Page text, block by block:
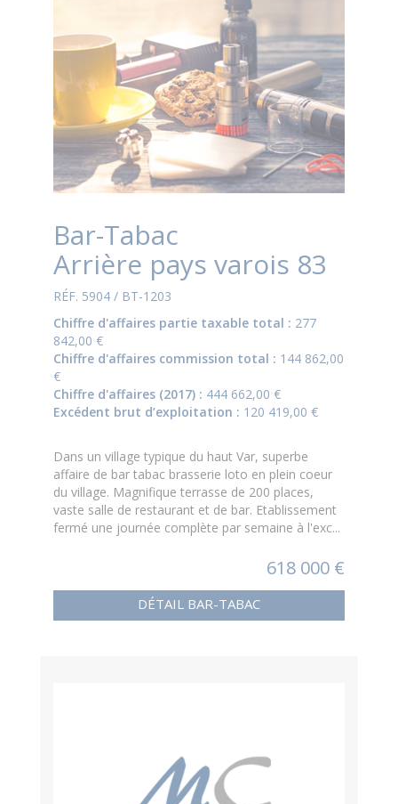
Bar-Tabac
Arrière pays varois 83
RÉF. 5904 / BT-1203
Chiffre d'affaires partie taxable total : 277
842,00 €
Chiffre d'affaires commission total : 144 862,00
€
Chiffre d'affaires (2017) : 444 662,00 €
Excédent brut d’exploitation : 120 419,00 €
Dans un village typique du haut Var, superbe
affaire de bar tabac brasserie loto en plein coeur
du village. Magnifique terrasse de 200 places,
vaste salle de restaurant et de bar. Etablissement
fermé une journée complète par semaine à l'exc...
618 000 €
DÉTAIL BAR-TABAC